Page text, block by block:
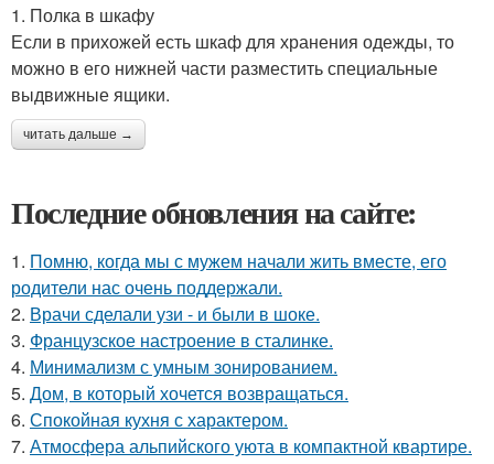
1. Полка в шкафу
Если в прихожей есть шкаф для хранения одежды, то
можно в его нижней части разместить специальные
выдвижные ящики.
читать дальше →
Последние обновления на сайте:
1. Помню, когда мы с мужем начали жить вместе, его
родители нас очень поддержали.
2. Врачи сделали узи - и были в шоке.
3. Французское настроение в сталинке.
4. Минимализм с умным зонированием.
5. Дом, в который хочется возвращаться.
6. Спокойная кухня с характером.
7. Атмосфера альпийского уюта в компактной квартире.